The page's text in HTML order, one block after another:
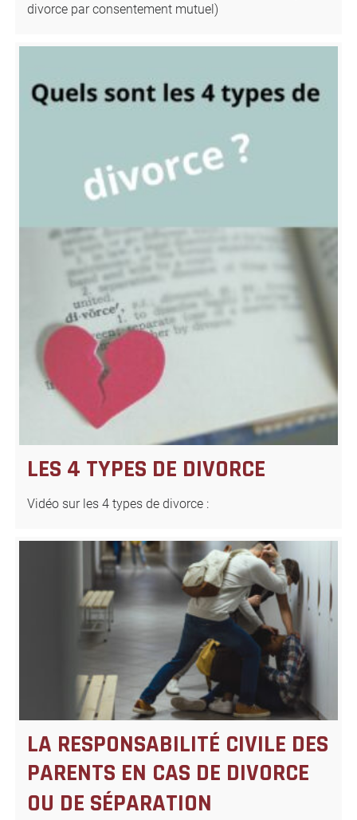
divorce par consentement mutuel)
LES 4 TYPES DE DIVORCE
Vidéo sur les 4 types de divorce :
LA RESPONSABILITÉ CIVILE DES
PARENTS EN CAS DE DIVORCE
OU DE SÉPARATION